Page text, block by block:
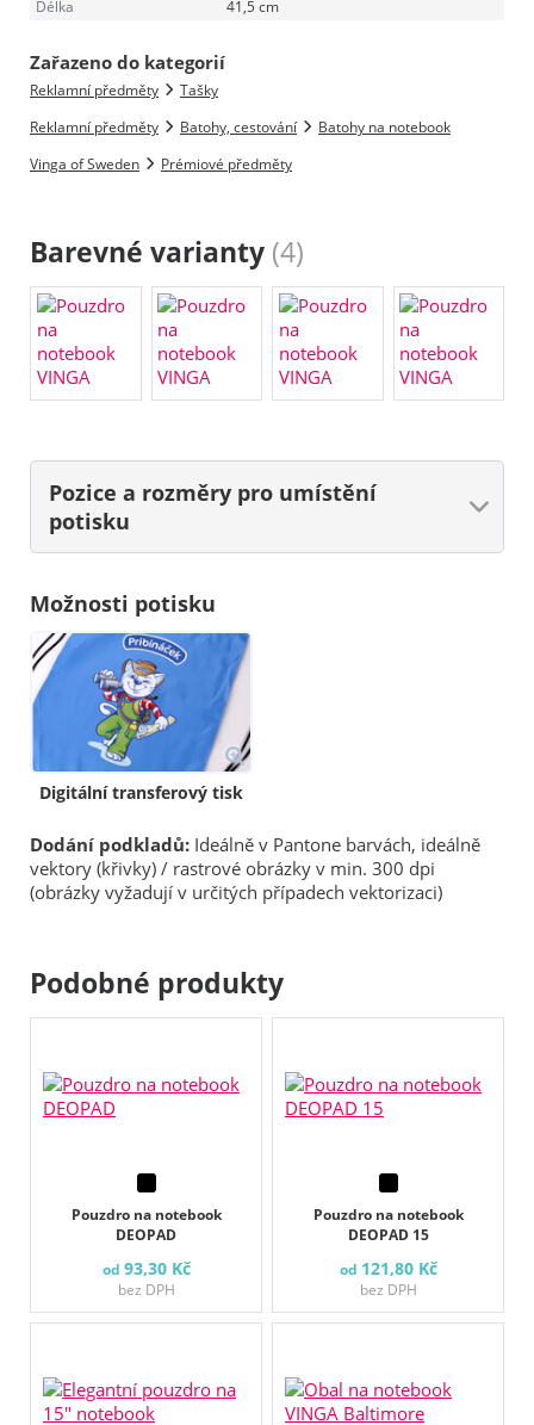
Délka 41,5 cm
Zařazeno do kategorií
Reklamní předměty
Tašky
Reklamní předměty
Batohy, cestování
Batohy na notebook
Vinga of Sweden
Prémiové předměty
Barevné varianty (4)
Pozice a rozměry pro umístění
potisku
Možnosti potisku
Digitální transferový tisk
Dodání podkladů: Ideálně v Pantone barvách, ideálně
vektory (křivky) / rastrové obrázky v min. 300 dpi
(obrázky vyžadují v určitých případech vektorizaci)
Podobné produkty
Pouzdro na notebook
DEOPAD
od 93,30 Kč
bez DPH
Pouzdro na notebook
DEOPAD 15
od 121,80 Kč
bez DPH